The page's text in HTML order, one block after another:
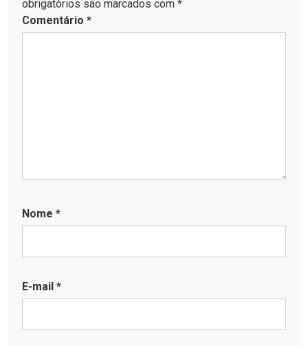
obrigatórios são marcados com *
Comentário *
Nome *
E-mail *